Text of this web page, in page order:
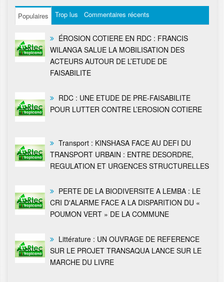
Populaires Trop lus Commentaires récents
ÉROSION COTIERE EN RDC : FRANCIS
WILANGA SALUE LA MOBILISATION DES
ACTEURS AUTOUR DE L’ETUDE DE
FAISABILITE
RDC : UNE ETUDE DE PRE-FAISABILITE
POUR LUTTER CONTRE L’EROSION COTIERE
Transport : KINSHASA FACE AU DEFI DU
TRANSPORT URBAIN : ENTRE DESORDRE,
REGULATION ET URGENCES STRUCTURELLES
PERTE DE LA BIODIVERSITE A LEMBA : LE
CRI D'ALARME FACE A LA DISPARITION DU «
POUMON VERT » DE LA COMMUNE
Littérature : UN OUVRAGE DE REFERENCE
SUR LE PROJET TRANSAQUA LANCE SUR LE
MARCHE DU LIVRE